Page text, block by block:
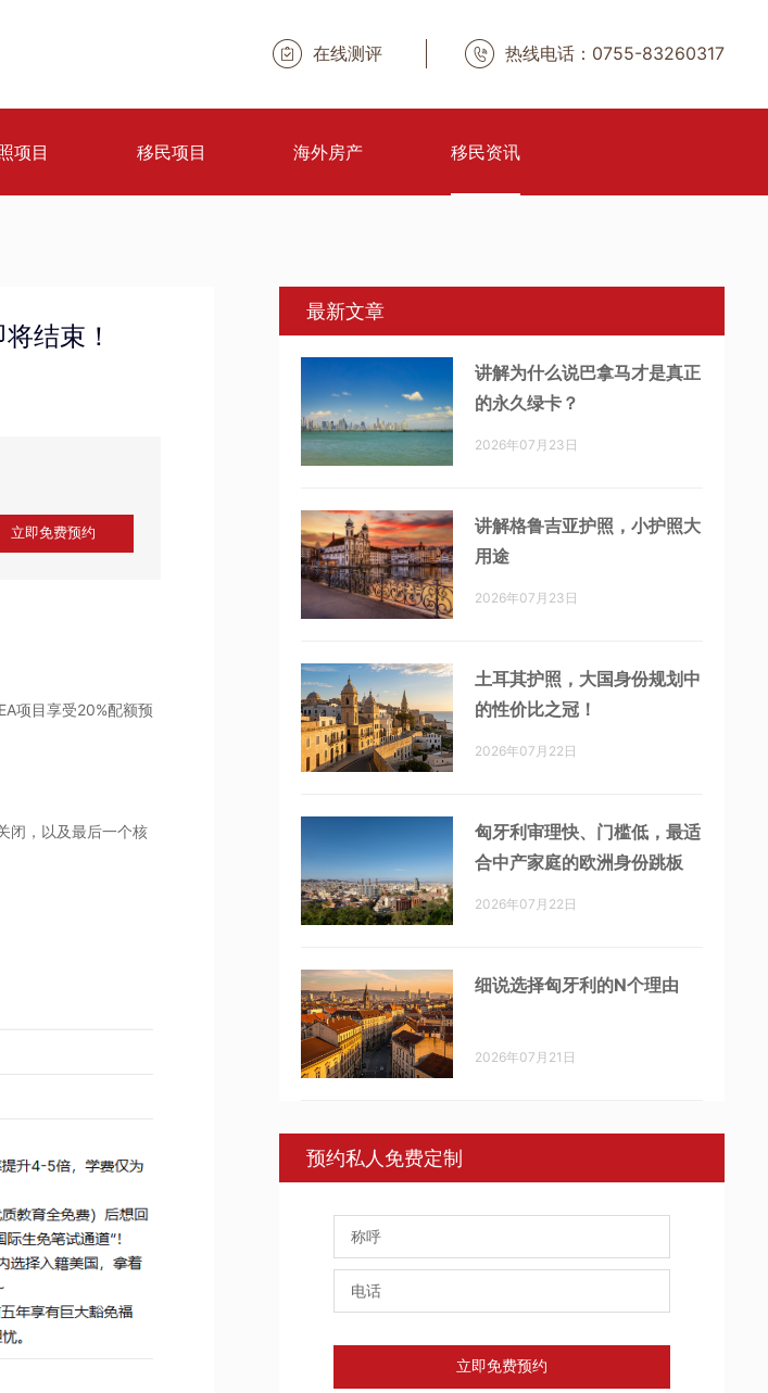
在线测评 热线电话：0755-83260317
项目 移民项目 海外房产 移民资讯
结束！
立即免费预约
项目享受20%配额预
闭，以及最后一个核
最新文章
讲解为什么说巴拿马才是真正
的永久绿卡？
2026年07月23日
讲解格鲁吉亚护照，小护照大
用途
2026年07月23日
土耳其护照，大国身份规划中
的性价比之冠！
2026年07月22日
匈牙利审理快、门槛低，最适
合中产家庭的欧洲身份跳板
2026年07月22日
细说选择匈牙利的N个理由
2026年07月21日
预约私人免费定制
立即免费预约